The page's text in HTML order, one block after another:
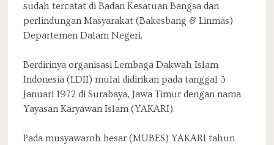
sudah tercatat di Badan Kesatuan Bangsa dan
perlindungan Masyarakat (Bakesbang & Linmas)
Departemen Dalam Negeri.
Berdirinya organisasi Lembaga Dakwah Islam
Indonesia (LDII) mulai didirikan pada tanggal 3
Januari 1972 di Surabaya, Jawa Timur dengan nama
Yayasan Karyawan Islam (YAKARI).
Pada musyawaroh besar (MUBES) YAKARI tahun